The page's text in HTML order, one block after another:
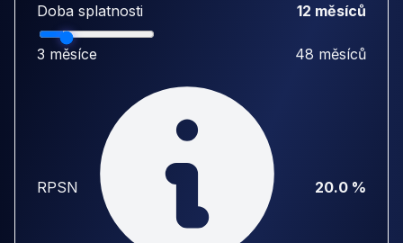
Doba splatnosti
12 měsíců
3 měsíce 48 měsíců
RPSN 20.0 %